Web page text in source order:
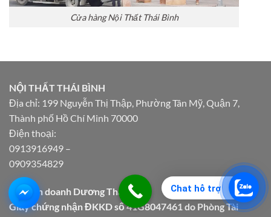
Cửa hàng Nội Thất Thái Bình
NỘI THẤT THÁI BÌNH
Địa chỉ: 199 Nguyễn Thị Thập, Phường Tân Mỹ, Quận 7,
Thành phố Hồ Chí Minh 70000
Điện thoại:
0913916949 –
0909354829
Hộ kinh doanh Dương Thái Bình
Giấy chứng nhận ĐKKD số 41G8047461 do Phòng Tài
Chat hỗ trợ